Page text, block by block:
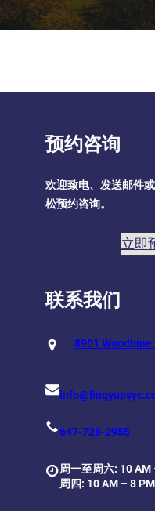
预约咨询
欢迎致电、发送邮件
松预约咨询。
立即
联系我们
8901 Woodbine
647-728-2955
周一至周六: 10 AM
周四: 10 AM – 8 PM